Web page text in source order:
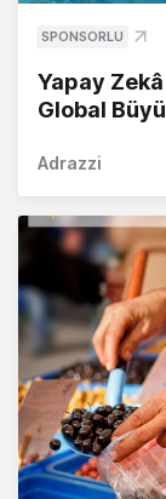
SPONSORLU
Yapay
Global
Adrazzi